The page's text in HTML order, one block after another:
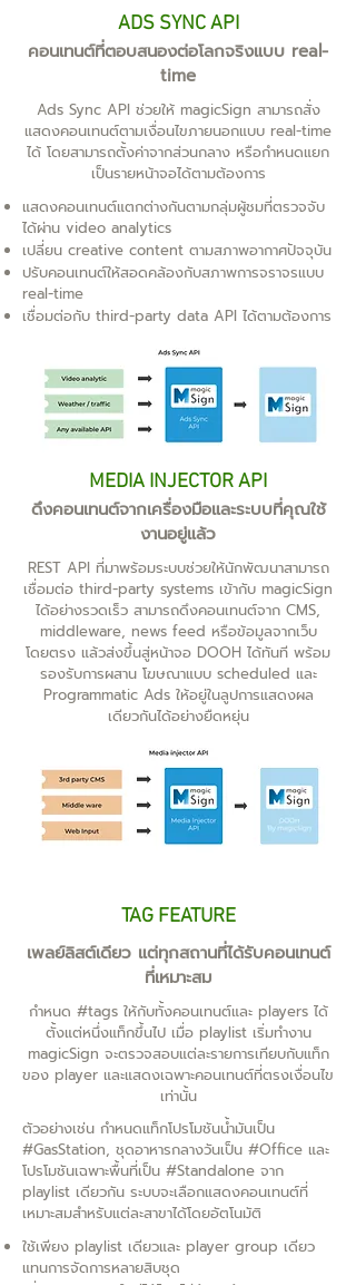
ADS SYNC API
คอนเทนต์ที่ตอบสนองต่อโลกจริงแบบ real-
time
Ads Sync API ช่วยให้ magicSign สามารถสั่ง
แสดงคอนเทนต์ตามเงื่อนไขภายนอกแบบ real-time
ได้ โดยสามารถตั้งค่าจากส่วนกลาง หรือกำหนดแยก
เป็นรายหน้าจอได้ตามต้องการ
แสดงคอนเทนต์แตกต่างกันตามกลุ่มผู้ชมที่ตรวจจับ
ได้ผ่าน video analytics
เปลี่ยน creative content ตามสภาพอากาศปัจจุบัน
ปรับคอนเทนต์ให้สอดคล้องกับสภาพการจราจรแบบ
real-time
เชื่อมต่อกับ third-party data API ได้ตามต้องการ
MEDIA INJECTOR API
ดึงคอนเทนต์จากเครื่องมือและระบบที่คุณใช้
งานอยู่แล้ว
REST API ที่มาพร้อมระบบช่วยให้นักพัฒนาสามารถ
เชื่อมต่อ third-party systems เข้ากับ magicSign
ได้อย่างรวดเร็ว สามารถดึงคอนเทนต์จาก CMS,
middleware, news feed หรือข้อมูลจากเว็บ
โดยตรง แล้วส่งขึ้นสู่หน้าจอ DOOH ได้ทันที พร้อม
รองรับการผสาน โฆษณาแบบ scheduled และ
Programmatic Ads ให้อยู่ในลูปการแสดงผล
เดียวกันได้อย่างยืดหยุ่น
TAG FEATURE
เพลย์ลิสต์เดียว แต่ทุกสถานที่ได้รับคอนเทนต์
ที่เหมาะสม
กำหนด #tags ให้กับทั้งคอนเทนต์และ players ได้
ตั้งแต่หนึ่งแท็กขึ้นไป เมื่อ playlist เริ่มทำงาน
magicSign จะตรวจสอบแต่ละรายการเทียบกับแท็ก
ของ player และแสดงเฉพาะคอนเทนต์ที่ตรงเงื่อนไข
เท่านั้น
ตัวอย่างเช่น กำหนดแท็กโปรโมชันน้ำมันเป็น
#GasStation, ชุดอาหารกลางวันเป็น #Office และ
โปรโมชันเฉพาะพื้นที่เป็น #Standalone จาก
playlist เดียวกัน ระบบจะเลือกแสดงคอนเทนต์ที่
เหมาะสมสำหรับแต่ละสาขาได้โดยอัตโนมัติ
ใช้เพียง playlist เดียวและ player group เดียว
แทนการจัดการหลายสิบชุด